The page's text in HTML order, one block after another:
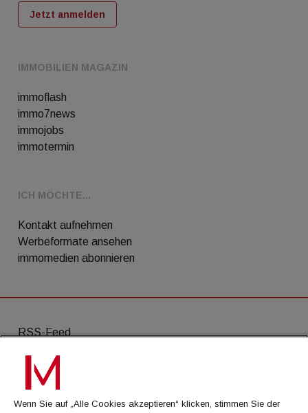
IMMOBILIEN MAGAZIN
immoflash
immo7news
immojobs
immotermin
ICH MÖCHTE...
Kontakt aufnehmen
Werbeformate ansehen
immomedien abonnieren
Jetzt anmelden
RSS-Feed
AGB
Datenschutz
Kontakt
Wenn Sie auf „Alle Cookies akzeptieren“ klicken, stimmen Sie der